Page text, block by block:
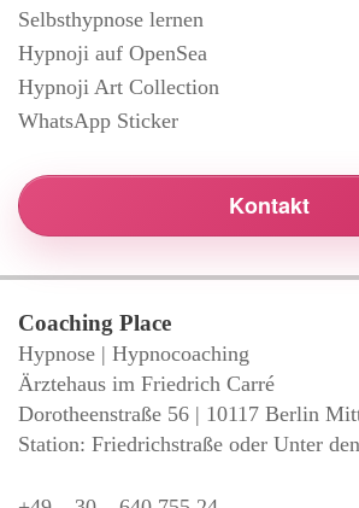
Selbsthypnose lernen
Hypnoji auf OpenSea
Hypnoji Art Collection
WhatsApp Sticker
Kontakt
Coaching Place
Hypnose | Hypnocoaching
Ärztehaus im Friedrich Carré
Dorotheenstraße 56 | 10117 Berlin
Station: Friedrichstraße oder Unter